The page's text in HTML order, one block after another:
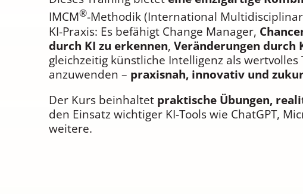
IMCM®-Methodik (International
KI-Praxis: Es befähigt Change Manager,
durch KI zu erkennen, Veränderungen durch
gleichzeitig künstliche Intelligenz als wertvolles
anzuwenden – praxisnah, innovativ und
Der Kurs beinhaltet praktische Übungen,
den Einsatz wichtiger KI-Tools wie ChatGPT,
weitere.